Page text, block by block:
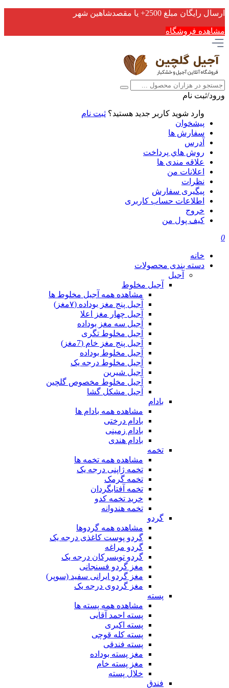
ارسال رایگان مبلغ 2500+ یا مقصدشاهین شهر
مشاهده فروشگاه
ورود/ثبت نام
وارد شوید کاربر جدید هستید؟ ثبت نام
پیشخوان
سفارش ها
آدرس
روش هاي پرداخت
علاقه مندی ها
اعلانات من
نظرات
پیگیری سفارش
اطلاعات حساب كاربری
خروج
کیف پول من
0
خانه
دسته بندی محصولات
آجیل
آجیل مخلوط
مشاهده همه آجیل مخلوط ها
آجیل پنج مغز بوداده (۷مغز)
آجیل چهار مغز اعلا
آجیل سه مغز بوداده
آجیل مخلوط تگری
آجیل پنج مغز خام (7مغز)
آجیل مخلوط بوداده
آجیل مخلوط درجه یک
آجیل شیرین
آجیل مخلوط مخصوص گلچین
آجیل مشکل گشا
بادام
مشاهده همه بادام ها
بادام درختی
بادام زمینی
بادام هندی
تخمه
مشاهده همه تخمه ها
تخمه ژاپنی درجه یک
تخمه گرمک
تخمه آفتابگردان
خرید تخمه کدو
تخمه هندوانه
گردو
مشاهده همه گردوها
گردو پوست کاغذی درجه یک
گردو مراغه
گردو تویسرکان درجه یک
مغز گردو فسنجانی
مغز گردو ایرانی سفید (سوپر)
مغز گردوی درجه یک
پسته
مشاهده همه پسته ها
پسته احمد آقایی
پسته اکبری
پسته کله قوچی
پسته فندقی
مغز پسته بوداده
مغز پسته خام
خلال پسته
فندق